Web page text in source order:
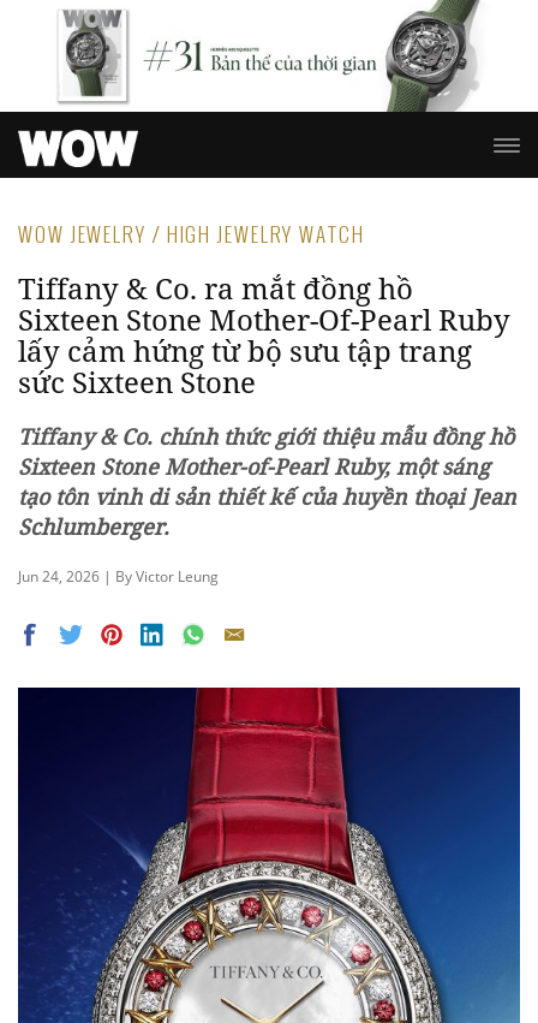
WOW JEWELRY / HIGH JEWELRY WATCH
Tiffany & Co. ra mắt đồng hồ
Sixteen Stone Mother-Of-Pearl Ruby
lấy cảm hứng từ bộ sưu tập trang
sức Sixteen Stone
Tiffany & Co. chính thức giới thiệu mẫu đồng hồ
Sixteen Stone Mother-of-Pearl Ruby, một sáng
tạo tôn vinh di sản thiết kế của huyền thoại Jean
Schlumberger.
Jun 24, 2026 | By Victor Leung